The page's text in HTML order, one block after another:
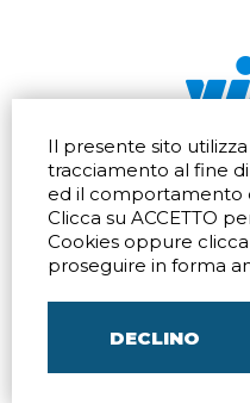
Il presente sito
tracciamento al fine
ed il comportamento
Clicca su ACCETTO
Cookies oppure
proseguire in forma
DECLINO
Via dell'artigianato 32Q
20865 Usmate Velate (MB)
Indicazioni Stradali
Via Pontina 583
Roma (RM) 00128
Tel.+39 06 80079273
Indicazioni Stradali
P.IVA